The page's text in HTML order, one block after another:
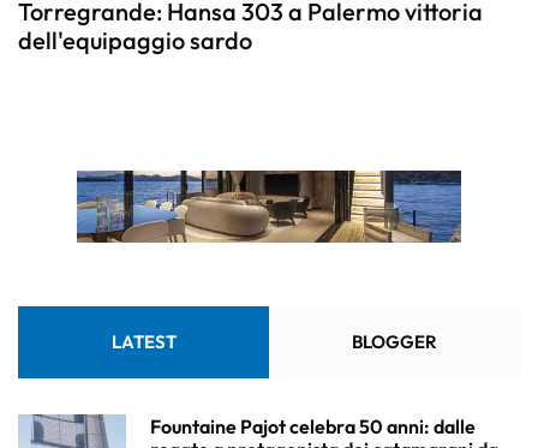
Torregrande: Hansa 303 a Palermo vittoria
dell'equipaggio sardo
LATEST BLOGGER
Fountaine Pajot celebra 50 anni: dalle